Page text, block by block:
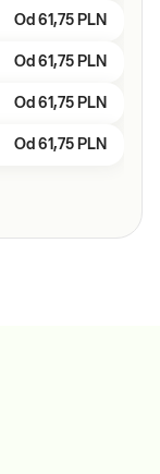
Od 61,75 PLN
Od 61,75 PLN
Od 61,75 PLN
Od 61,75 PLN